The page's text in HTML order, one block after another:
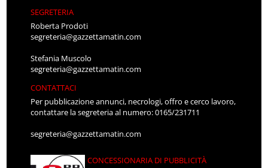
SEGRETERIA
Roberta Prodoti
segreteria@gazzettamatin.com
Stefania Muscolo
segreteria@gazzettamatin.com
CONTATTACI
Per pubblicazione annunci, necrologi, offro e cerco lavoro,
contattare la segreteria al numero: 0165/231711
segreteria@gazzettamatin.com
CONCESSIONARIA DI PUBBLICITÀ